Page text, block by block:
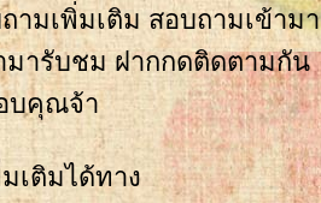
ามเพิ่มเติม สอบถามเข้ามา
ารับชม ฝากกดติดตามกัน
บคุณจ้า
เติมได้ทาง